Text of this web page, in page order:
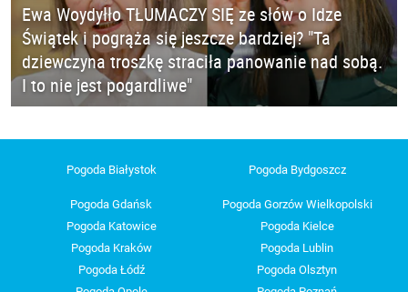
Ewa Woydyłło TŁUMACZY SIĘ ze słów o Idze
Świątek i pogrąża się jeszcze bardziej? "Ta
dziewczyna troszkę straciła panowanie nad sobą.
I to nie jest pogardliwe"
Pogoda Białystok Pogoda Bydgoszcz
Pogoda Gdańsk
Pogoda Gorzów Wielkopolski
Pogoda Katowice
Pogoda Kielce
Pogoda Kraków
Pogoda Lublin
Pogoda Łódź
Pogoda Olsztyn